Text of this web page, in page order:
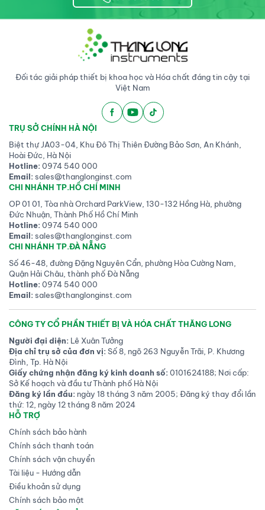
Đối tác giải pháp thiết bị khoa học và Hóa chất đáng tin cậy tại
Việt Nam
TRỤ SỞ CHÍNH HÀ NỘI
Biệt thự JA03-04, Khu Đô Thị Thiên Đường Bảo Sơn, An Khánh,
Hoài Đức, Hà Nội
Hotline:0974 540 000
Email:sales@thanglonginst.com
CHI NHÁNH TP.HỒ CHÍ MINH
OP 01 01, Tòa nhà Orchard ParkView, 130-132 Hồng Hà, phường
Đức Nhuận, Thành Phố Hồ Chí Minh
Hotline:0974 540 000
Email:sales@thanglonginst.com
CHI NHÁNH TP.ĐÀ NẴNG
Số 46-48, đường Đặng Nguyên Cẩn, phường Hòa Cường Nam,
Quận Hải Châu, thành phố Đà Nẵng
Hotline:0974 540 000
Email:sales@thanglonginst.com
CÔNG TY CỔ PHẦN THIẾT BỊ VÀ HÓA CHẤT THĂNG LONG
Người đại diện: Lê Xuân Tưởng
Địa chỉ trụ sở của đơn vị:Số 8, ngõ 263 Nguyễn Trãi, P. Khương
Đình, Tp. Hà Nội
Giấy chứng nhận đăng ký kinh doanh số:0101624188; Nơi cấp:
Sở Kế hoạch và đầu tư Thành phố Hà Nội
Đăng ký lần đầu: ngày 18 tháng 3 năm 2005; Đăng ký thay đổi lần
thứ: 12, ngày 12 tháng 8 năm 2024
HỖ TRỢ
Chính sách bảo hành
Chính sách thanh toán
Chính sách vận chuyển
Tài liệu - Hướng dẫn
Điều khoản sử dụng
Chính sách bảo mật